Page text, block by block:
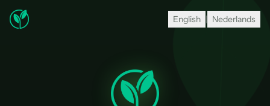
English | Nederlands